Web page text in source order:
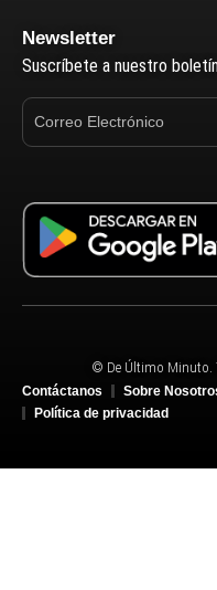
Newsletter
Suscríbete a nuestro
© De Último Minuto.
Contáctanos
Sobre
Política de privacidad